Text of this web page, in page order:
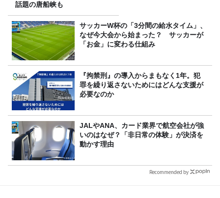
話題の唐船峡も
サッカーW杯の「3分間の給水タイム」、
なぜ今大会から始まった？ サッカーが
「お金」に変わる仕組み
『拘禁刑』の導入からまもなく1年。犯
罪を繰り返さないためにはどんな支援が
必要なのか
JALやANA、カード業界で航空会社が強
いのはなぜ？「非日常の体験」が決済を
動かす理由
Recommended by